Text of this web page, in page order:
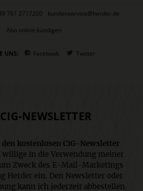
761 2717200
kundenservice@herder.de
Abo online kündigen
UNS: Facebook Twitter
NEWSLETTER
den kostenlosen CiG-Newsletter
willige in die Verwendung meiner
Zweck des E-Mail-Marketings
Herder ein. Den Newsletter oder
kann ich jederzeit abbestellen.